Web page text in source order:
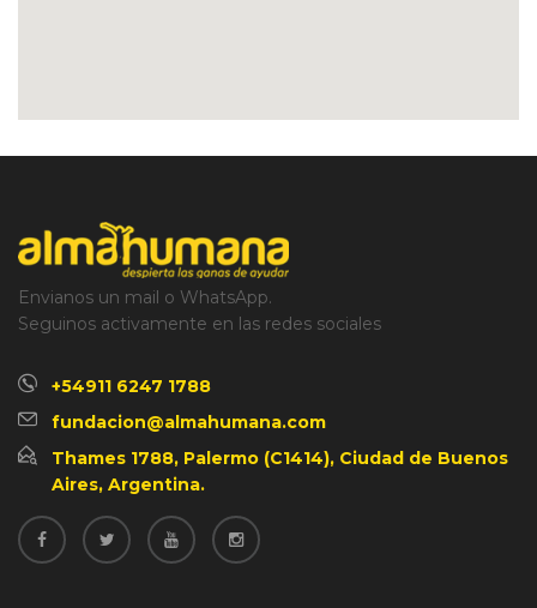
Envianos un mail o WhatsApp.
Seguinos activamente en las redes sociales
+54911 6247 1788
fundacion@almahumana.com
Thames 1788, Palermo (C1414), Ciudad de Buenos
Aires, Argentina.